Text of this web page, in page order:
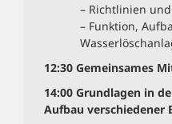
– Richtlinien
– Funktion,
12:30 Gemeinsames
14:00 Grundlagen in
Aufbau verschiedener